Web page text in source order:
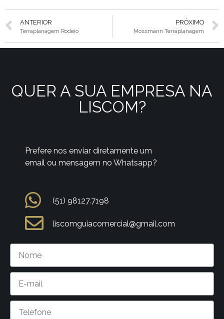
ANTERIOR
Terraplanagem Rodeio
PRÓXIMO
Mossmann Terraplanagem
QUER A SUA EMPRESA NA
LISCOM?
Prefere nos enviar diretamente um
email ou mensagem no Whatsapp?
(51) 98127.7198
liscomguiacomercial@gmail.com